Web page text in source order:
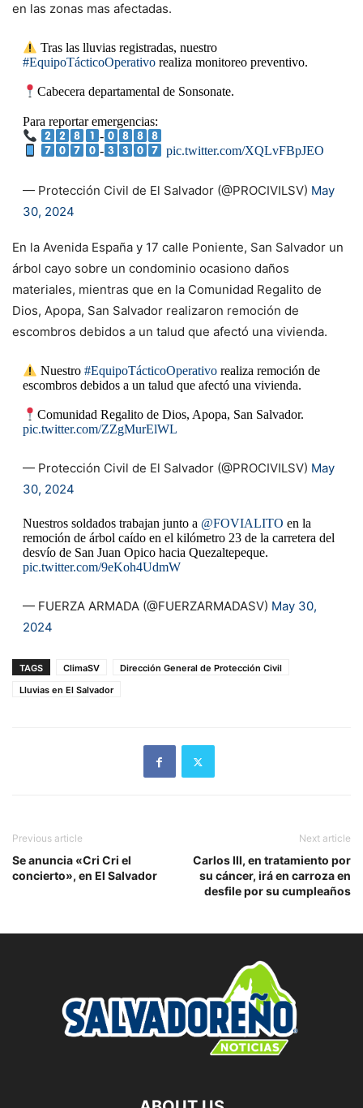
en las zonas mas afectadas.
Tras las lluvias registradas, nuestro
#EquipoTácticoOperativorealiza monitoreo preventivo.
Cabecera departamental de Sonsonate.
Para reportar emergencias:
-
-
pic.twitter.com/XQLvFBpJEO
— Protección Civil de El Salvador (@PROCIVILSV) May
30, 2024
En la Avenida España y 17 calle Poniente, San Salvador un
árbol cayo sobre un condominio ocasiono daños
materiales, mientras que en la Comunidad Regalito de
Dios, Apopa, San Salvador realizaron remoción de
escombros debidos a un talud que afectó una vivienda.
Nuestro #EquipoTácticoOperativorealiza remoción de
escombros debidos a un talud que afectó una vivienda.
Comunidad Regalito de Dios, Apopa, San Salvador.
pic.twitter.com/ZZgMurElWL
— Protección Civil de El Salvador (@PROCIVILSV) May
30, 2024
Nuestros soldados trabajan junto a @FOVIALITO en la
remoción de árbol caído en el kilómetro 23 de la carretera del
desvío de San Juan Opico hacia Quezaltepeque.
pic.twitter.com/9eKoh4UdmW
— FUERZA ARMADA (@FUERZARMADASV) May 30,
2024
TAGS ClimaSV
Dirección General de Protección Civil
Lluvias en El Salvador
Previous article
Se anuncia «Cri Cri el
concierto», en El Salvador
Next article
Carlos III, en tratamiento por
su cáncer, irá en carroza en
desfile por su cumpleaños